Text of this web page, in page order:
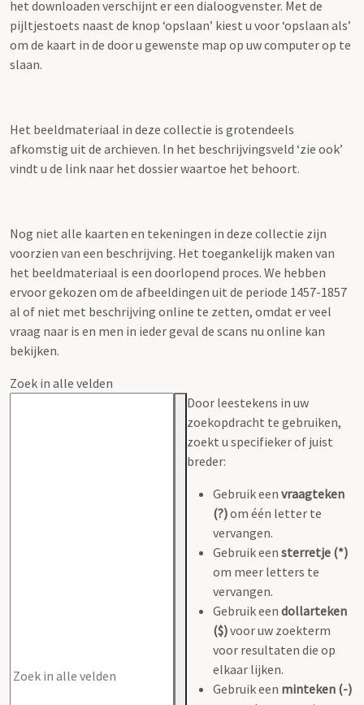
het downloaden verschijnt er een dialoogvenster. Met de
pijltjestoets naast de knop ‘opslaan’ kiest u voor ‘opslaan als’
om de kaart in de door u gewenste map op uw computer op te
slaan.
Het beeldmateriaal in deze collectie is grotendeels
afkomstig uit de archieven. In het beschrijvingsveld ‘zie ook’
vindt u de link naar het dossier waartoe het behoort.
Nog niet alle kaarten en tekeningen in deze collectie zijn
voorzien van een beschrijving. Het toegankelijk maken van
het beeldmateriaal is een doorlopend proces. We hebben
ervoor gekozen om de afbeeldingen uit de periode 1457-1857
al of niet met beschrijving online te zetten, omdat er veel
vraag naar is en men in ieder geval de scans nu online kan
bekijken.
Zoek in alle velden
Door leestekens in uw
zoekopdracht te gebruiken,
zoekt u specifieker of juist
breder:
Gebruik een vraagteken
(?)om één letter te
vervangen.
Gebruik een sterretje (*)
om meer letters te
vervangen.
Gebruik een dollarteken
($)voor uw zoekterm
voor resultaten die op
elkaar lijken.
Gebruik een minteken (-)